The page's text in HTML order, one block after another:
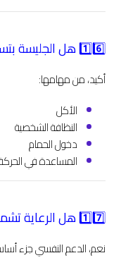
1️⃣6️⃣ هل الجليسة بتساعد في الأكل والنظافة؟
أكيد، من مهامها:
الأكل
النظافة الشخصية
دخول الحمام
المساعدة في
1️⃣7️⃣ هل الرعاية تشمل دعم نفسي للمسن؟
نعم، الدعم النفسي جزء